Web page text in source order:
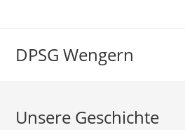
DPSG Wengern
Unsere Geschichte